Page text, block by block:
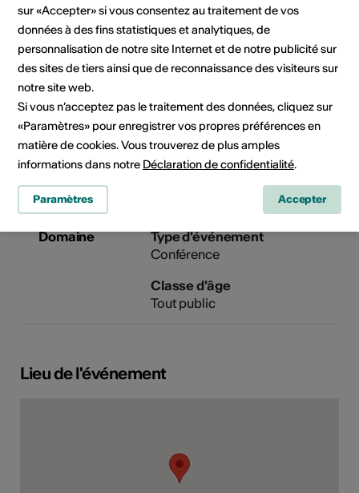
E-Mail
Site Internet
Service immobilier et
patrimoine
Av. du midi 18
1950 Sion
Domaine
Type d'événement
Conférence
Classe d'âge
Tout public
Lieu de l'événement
sur «Accepter» si vous consentez au traitement de vos
données à des fins statistiques et analytiques, de
personnalisation de notre site Internet et de notre publicité sur
des sites de tiers ainsi que de reconnaissance des visiteurs sur
notre site web.
Si vous n’acceptez pas le traitement des données, cliquez sur
«Paramètres» pour enregistrer vos propres préférences en
matière de cookies. Vous trouverez de plus amples
informations dans notre Déclaration de confidentialité.
Paramètres Accepter